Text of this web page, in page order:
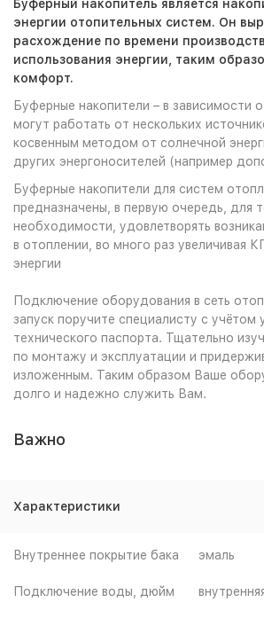
Буферный накопитель является
энергии отопительных систем. Он
расхождение по времени
использования энергии, таким
комфорт.
Буферные накопители – в зависимости
могут работать от нескольких
косвенным методом от солнечной
других энергоносителей (например
Буферные накопители для систем
предназначены, в первую очередь, для
необходимости, удовлетворять
в отоплении, во много раз увеличивая
энергии
Подключение оборудования в сеть
запуск поручите специалисту с учётом
технического паспорта. Тщательно
по монтажу и эксплуатации и
изложенным. Таким образом Ваше
долго и надежно служить Вам.
Важно
Характеристики
Внутреннее покрытие бака эмаль
Подключение воды, дюйм